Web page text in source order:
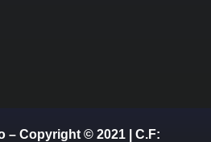
– Copyright © 2021 | C.F: